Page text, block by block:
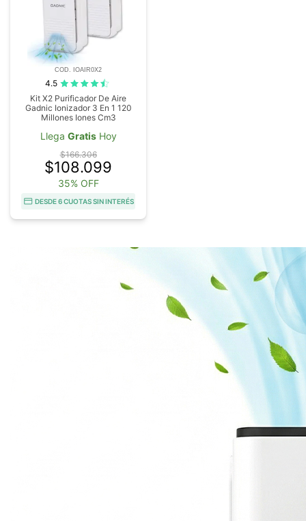
COD. IOAIR0X2
4.5
Kit X2 Purificador De Aire
Gadnic Ionizador 3 En 1 120
Millones Iones Cm3
Llega GratisHoy
$166.306
$108.099
35% OFF
DESDE 6 CUOTAS SIN INTERÉS